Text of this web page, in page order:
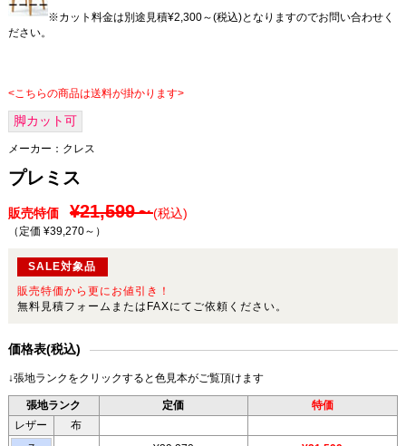
※カット料金は別途見積¥2,300～(税込)となりますのでお問い合わせく
ださい。
<こちらの商品は送料が掛かります>
脚カット可
メーカー： クレス
プレミス
販売特価 ¥21,599～(税込)
（定価 ¥39,270～ ）
SALE対象品
販売特価から更にお値引き！
無料見積フォームまたはFAXにてご依頼ください。
価格表(税込)
↓張地ランクをクリックすると色見本がご覧頂けます
張地ランク 定価
特価
レザー
布